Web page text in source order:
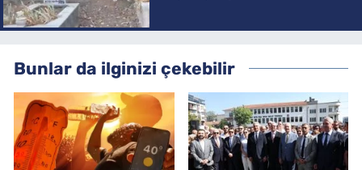
Bunlar da ilginizi çekebilir